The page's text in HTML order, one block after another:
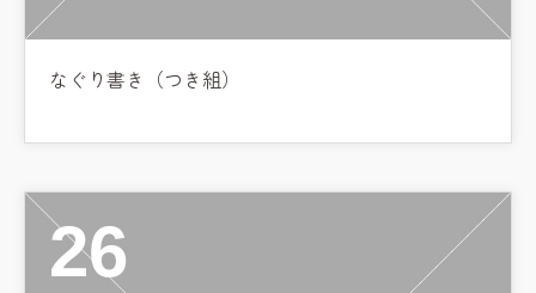
なぐり書き（つき組）
26